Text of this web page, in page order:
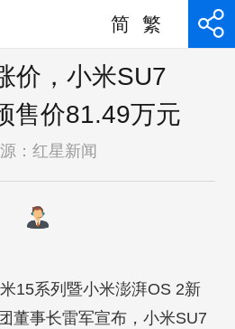
简 繁
价，小米SU7
售价81.49万元
：红星新闻
15系列暨小米澎湃OS 2新
董事长雷军宣布，小米SU7